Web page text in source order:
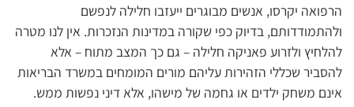
הרפואה יקרסו, אנשים מבוגרים ייעזבו חלילה לנפשם
ולהתמודדותם, בדיוק כפי שקורה במדינות הנזכרות. אין לנו מטרה
להלחיץ ולזרוע פאניקה חלילה – גם כך המצב מתוח – אלא
להסביר שכללי הזהירות עליהם מורים המומחים במשרד הבריאות
אינם משחק ילדים או גחמה של מישהו, אלא דיני נפשות ממש.